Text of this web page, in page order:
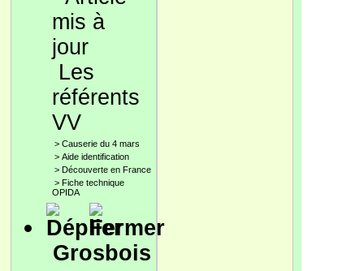
Les
référents
VV
> Causerie du 4 mars
> Aide identification
> Découverte en France
> Fiche technique
OPIDA
Grosbois